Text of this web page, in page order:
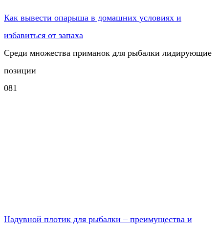
Как вывести опарыша в домашних условиях и
избавиться от запаха
Среди множества приманок для рыбалки лидирующие
позиции
081
Надувной плотик для рыбалки – преимущества и